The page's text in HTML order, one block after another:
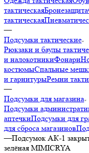
тактическаяБронезащита
тактическая
—
Подсумки тактические
Рюкзаки и баулы
и налокотникиФонари
костюмыСпальные
и гарнитурыРемни
—
Подсумки для магазина
Подсумки
аптечкиПодсумки для
для сброса магазинов
—Подсумок АК-1
зелёная MIMICRYA